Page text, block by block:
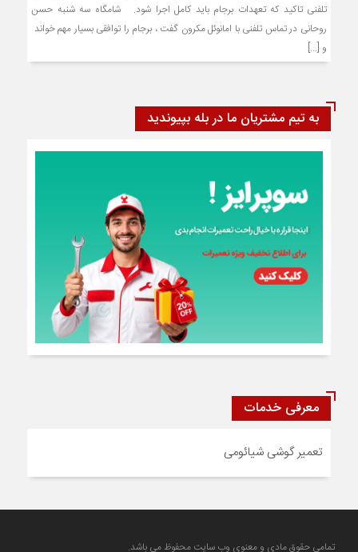
تلفنی تاکید که تعهدات برجام باید کامل اجرا شود. شامگاه سه شنبه حسن
روحانی در تماس تلفنی با امانوئل مکرون گفت ، برجام را توافقی بسیار مهم خواند
و [...]
به تیم مشتریان ما در بله بپیوندید
معرفی خدمات
تعمیر گوشی شیائومی
تمامی حقوق مادی و معنوی وب سایت محفوظ می باشد.